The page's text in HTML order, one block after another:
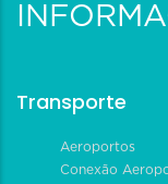
Transporte
Aeroportos
Conexão